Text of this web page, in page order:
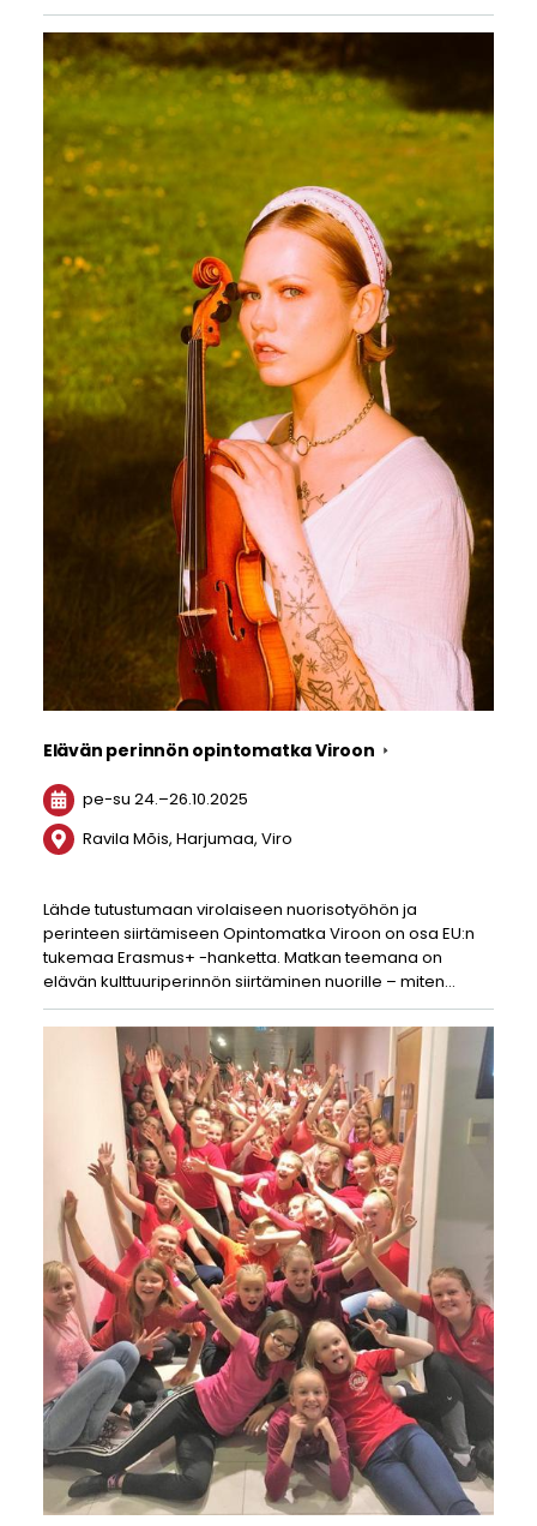
Elävän perinnön opintomatka Viroon
pe-su 24.–26.10.2025
Ravila Mõis, Harjumaa, Viro
Lähde tutustumaan virolaiseen nuorisotyöhön ja
perinteen siirtämiseen Opintomatka Viroon on osa EU:n
tukemaa Erasmus+ -hanketta. Matkan teemana on
elävän kulttuuriperinnön siirtäminen nuorille – miten…